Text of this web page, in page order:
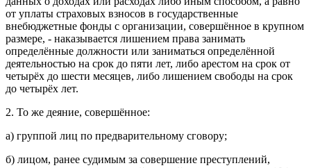
от уплаты страховых взносов в государственные
внебюджетные фонды с организации, совершённое в крупном
размере, - наказывается лишением права занимать
определённые должности или заниматься определённой
деятельностью на срок до пяти лет, либо арестом на срок от
четырёх до шести месяцев, либо лишением свободы на срок
до четырёх лет.
2. То же деяние, совершённое:
а) группой лиц по предварительному сговору;
б) лицом, ранее судимым за совершение преступлений,